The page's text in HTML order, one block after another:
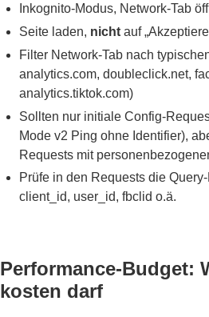
Inkognito-Modus, Network-Tab
Seite laden, nicht auf
Filter Network-Tab nach
analytics.com, doubleclick.net,
analytics.tiktok.com)
Sollten nur initiale Config-
Mode v2 Ping ohne Identifier),
Requests mit
Prüfe in den Requests die
client_id, user_id, fbclid o.ä.
Performance-Budget:
kosten darf